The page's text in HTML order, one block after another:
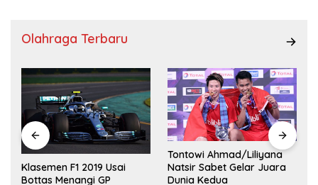
Olahraga Terbaru
Klasemen F1 2019 Usai
Bottas Menangi GP
Tontowi Ahmad/Liliyana
Natsir Sabet Gelar Juara
Dunia Kedua